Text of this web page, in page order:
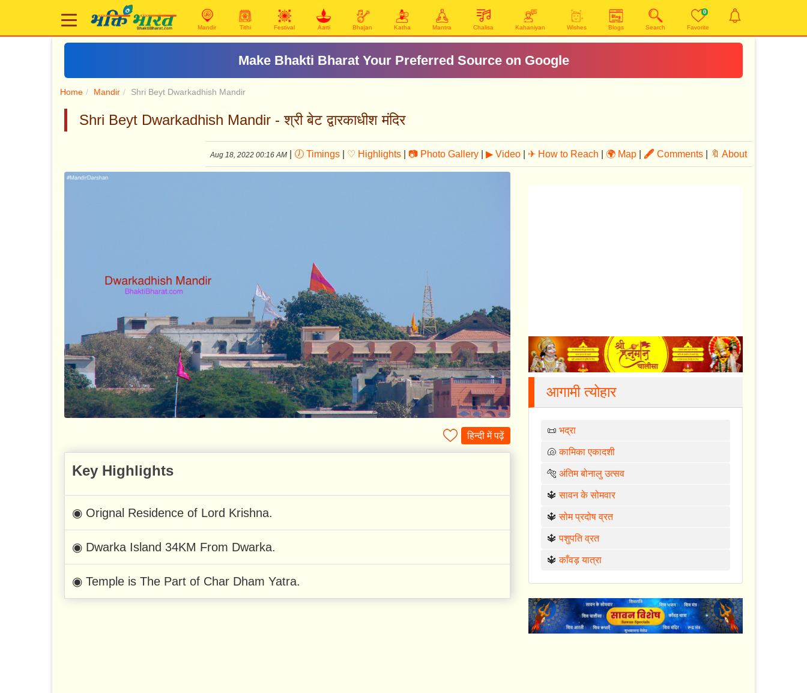
Mandir Tithi Festival Aarti Bhajan Katha Mantra Chalisa Kahaniyan Wishes Blogs Search
0
Favorite
Make Bhakti Bharat Your Preferred Source on Google
Home Mandir Shri Beyt Dwarkadhish Mandir
Shri Beyt Dwarkadhish Mandir - श्री बेट द्वारकाधीश मंदिर
Aug 18, 2022 00:16 AM 🕖 Timings ♡ Highlights 📷 Photo Gallery ▶ Video ✈ How to Reach 🌍 Map 🖋 Comments 🔖 About
हिन्दी में पढ़ें
Key Highlights
◉ Orignal Residence of Lord Krishna.
◉ Dwarka Island 34KM From Dwarka.
◉ Temple is The Part of Char Dham Yatra.
आगामी त्योहार
📜भद्रा
🐚कामिका एकादशी
🐅अंतिम बोनालु उत्सव
🔱सावन के सोमवार
🔱सोम प्रदोष व्रत
🔱पशुपति व्रत
🔱काँवड़ यात्रा